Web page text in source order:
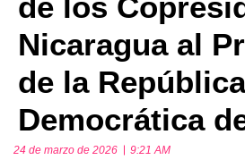
Nicaragua al
de la
Democrática
24 de marzo de 2026 9:21 AM